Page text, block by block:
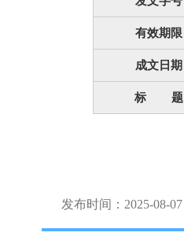
有效期限
成文日期
标 题
发布时间：2025-08-07